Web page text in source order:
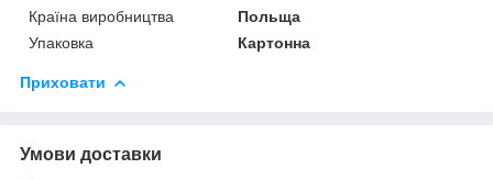
Країна виробництва
Польща
Упаковка
Картонна
Приховати
Умови доставки